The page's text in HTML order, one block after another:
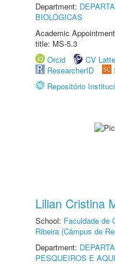
Department:
BIOLÓGICAS
Academic
title: MS-5.3
Orcid
CV
ResearcherID
Repositório
Lilian Cristina
School: Faculdade de
Ribeira (Câmpus de
Department:
PESQUEIROS E